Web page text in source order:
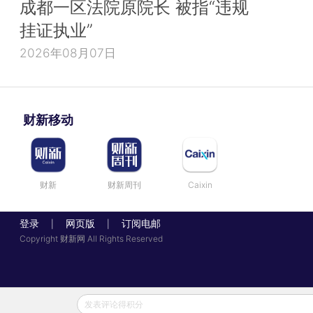
成都一区法院原院长 被指“违规
挂证执业”
2026年08月07日
财新移动
财新 财新周刊 Caixin
登录 网页版 订阅电邮
Copyright 财新网 All Rights Reserved
发表评论得积分